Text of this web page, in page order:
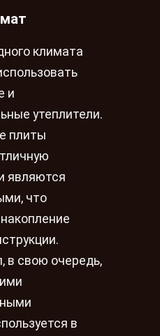
климата
и
утеплители.
плиты
являются
что
в свою очередь,
в